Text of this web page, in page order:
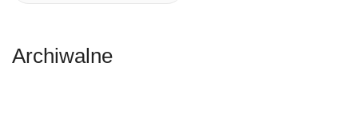
Archiwalne